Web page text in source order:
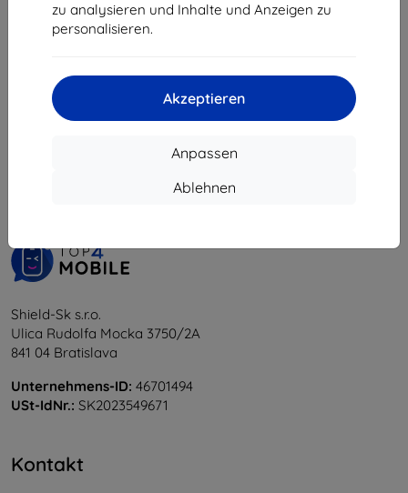
zu analysieren und Inhalte und Anzeigen zu
personalisieren.
Akzeptieren
Anpassen
Ablehnen
Auf Lager 4 Stk.
vom ganzen5.
Shield-Sk s.r.o.
Ulica Rudolfa Mocka 3750/2A
841 04 Bratislava
Unternehmens-ID: 46701494
USt-IdNr.: SK2023549671
Kontakt